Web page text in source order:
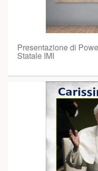
Presentazione di
Statale IMI